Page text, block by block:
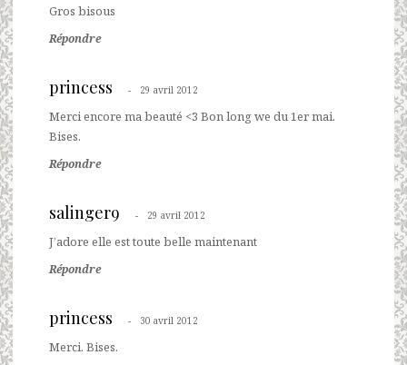
Gros bisous
Répondre
princess 29 avril 2012
Merci encore ma beauté <3 Bon long we du 1er mai.
Bises.
Répondre
salinger9 29 avril 2012
J’adore elle est toute belle maintenant
Répondre
princess 30 avril 2012
Merci. Bises.